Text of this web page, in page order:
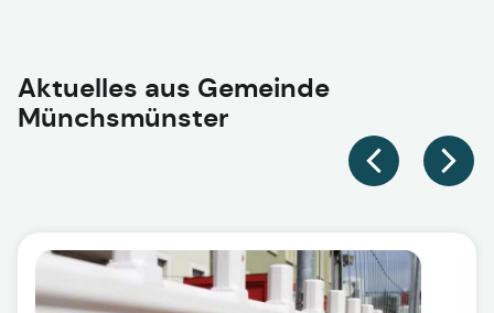
Aktuelles aus Gemeinde
Münchsmünster